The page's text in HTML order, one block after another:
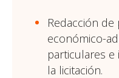
Redacción
económico-
particulares e
la licitación.